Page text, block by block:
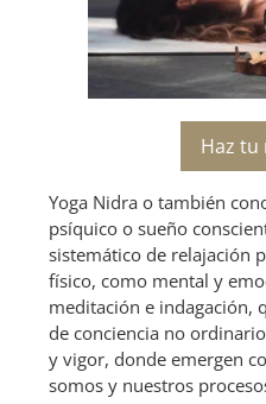
Haz tu
Yoga Nidra o también
psíquico o sueño
sistemático de relajación
físico, como mental y
meditación e indagación,
de conciencia no
y vigor, donde emergen
somos y nuestros